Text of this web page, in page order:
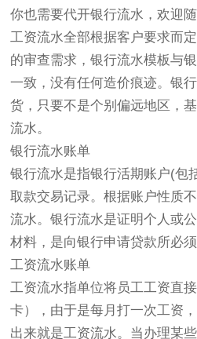
你也需要代开银行流水，欢迎
工资流水全部根据客户要求而
的审查需求，银行流水模板与
一致，没有任何造价痕迹。银
货，只要不是个别偏远地区，
流水。
银行流水账单
银行流水是指银行活期账户(包
取款交易记录。根据账户性质
流水。银行流水是证明个人或
材料，是向银行申请贷款所必须
工资流水账单
工资流水指单位将员工工资直
卡），由于是每月打一次工资
出来就是工资流水。当办理某